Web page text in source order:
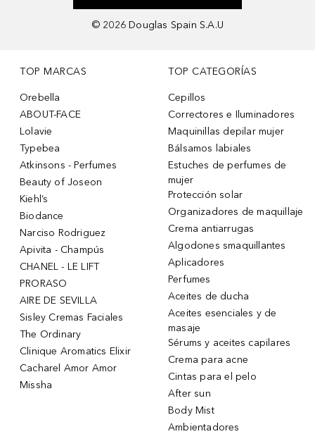
© 2026 Douglas Spain S.A.U
TOP MARCAS
Orebella
ABOUT-FACE
Lolavie
Typebea
Atkinsons - Perfumes
Beauty of Joseon
Kiehl’s
Biodance
Narciso Rodriguez
Apivita - Champús
CHANEL - LE LIFT
PRORASO
AIRE DE SEVILLA
Sisley Cremas Faciales
The Ordinary
Clinique Aromatics Elixir
Cacharel Amor Amor
Missha
TOP CATEGORÍAS
Cepillos
Correctores e Iluminadores
Maquinillas depilar mujer
Bálsamos labiales
Estuches de perfumes de
mujer
Protección solar
Organizadores de maquillaje
Crema antiarrugas
Algodones smaquillantes
Aplicadores
Perfumes
Aceites de ducha
Aceites esenciales y de
masaje
Sérums y aceites capilares
Crema para acne
Cintas para el pelo
After sun
Body Mist
Ambientadores